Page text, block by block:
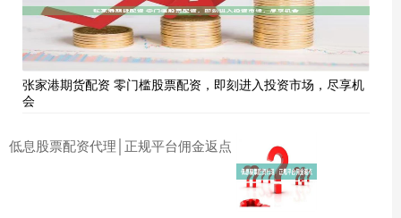
张家港期货配资 零门槛股票配资，即刻进入投资市场，尽享机
会
低息股票配资代理│正规平台佣金返点